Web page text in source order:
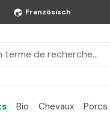
Französisch
Bio Chevaux Porcs